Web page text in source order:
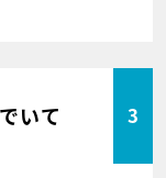
いて 3